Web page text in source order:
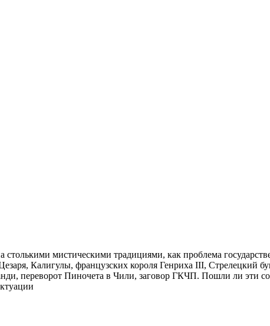
столькими мистическими традициями, как проблема
Калигулы, французских короля Генриха III, Стрелецкий
переворот Пиночета в Чили, заговор ГКЧП. Пошли ли эти